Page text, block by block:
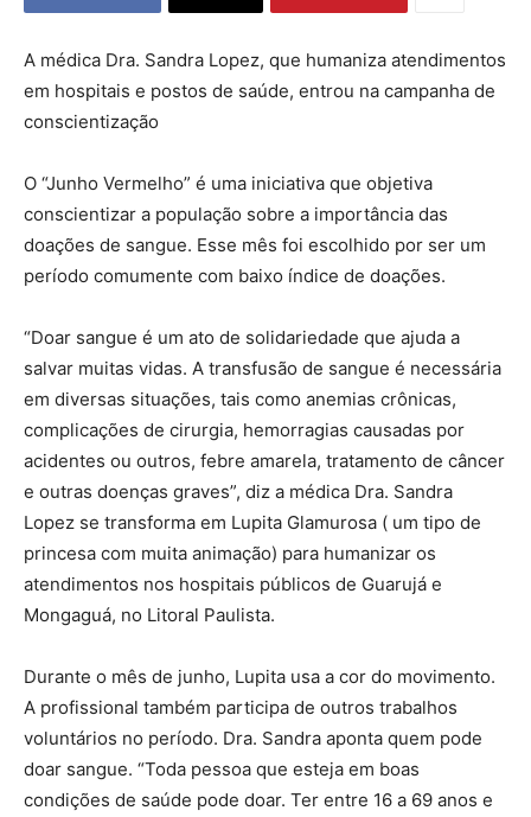
A médica Dra. Sandra Lopez, que humaniza atendimentos
em hospitais e postos de saúde, entrou na campanha de
conscientização
O “Junho Vermelho” é uma iniciativa que objetiva
conscientizar a população sobre a importância das
doações de sangue. Esse mês foi escolhido por ser um
período comumente com baixo índice de doações.
“Doar sangue é um ato de solidariedade que ajuda a
salvar muitas vidas. A transfusão de sangue é necessária
em diversas situações, tais como anemias crônicas,
complicações de cirurgia, hemorragias causadas por
acidentes ou outros, febre amarela, tratamento de câncer
e outras doenças graves”, diz a médica Dra. Sandra
Lopez se transforma em Lupita Glamurosa ( um tipo de
princesa com muita animação) para humanizar os
atendimentos nos hospitais públicos de Guarujá e
Mongaguá, no Litoral Paulista.
Durante o mês de junho, Lupita usa a cor do movimento.
A profissional também participa de outros trabalhos
voluntários no período. Dra. Sandra aponta quem pode
doar sangue. “Toda pessoa que esteja em boas
condições de saúde pode doar. Ter entre 16 a 69 anos e